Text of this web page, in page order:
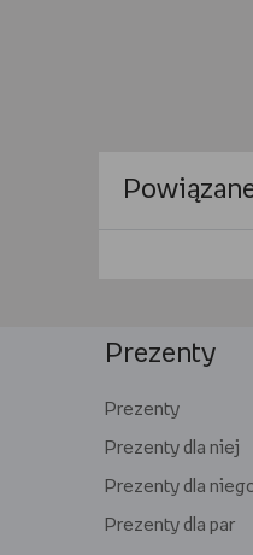
Prezenty
Prezenty
Prezenty dla niej
Prezenty dla
Prezenty dla par